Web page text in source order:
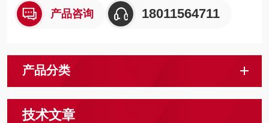
产品咨询 18011564711
产品分类
技术文章